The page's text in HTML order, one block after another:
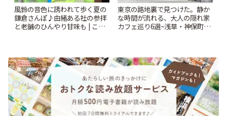
風鈴の音色に誘われて歩く夏の
鎌倉さんぽ♪由緒ある社の参拝
と老舗のひんやり甘味も | こと
東京の路地裏で見つけた。静か
な時間が流れる、大人の隠れ家
カフェ巡り6選~浅草・神保町・